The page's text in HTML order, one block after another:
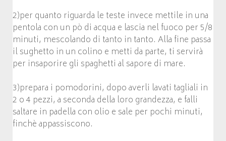
2)per quanto riguarda le teste invece mettile in una
pentola con un pò di acqua e lascia nel fuoco per 5/8
minuti, mescolando di tanto in tanto. Alla fine passa
il sughetto in un colino e metti da parte, ti servirà
per insaporire gli spaghetti al sapore di mare.
3)prepara i pomodorini, dopo averli lavati tagliali in
2 o 4 pezzi, a seconda della loro grandezza, e falli
saltare in padella con olio e sale per pochi minuti,
finchè appassiscono.